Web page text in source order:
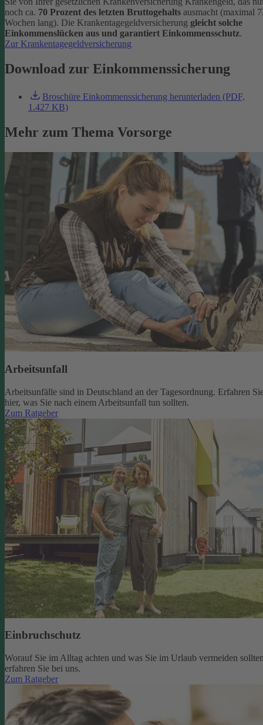
noch ca. 70 Prozent des letzten Bruttogehalts ausmacht (maximal
Wochen lang). Die Krankentagegeldversicherung gleicht solche
Einkommenslücken aus und garantiert Einkommensschutz.
Zur Krankentagegeldversicherung
Download zur Einkommenssicherung
Broschüre Einkommenssicherung herunterladen (PDF,
1.427 KB)
Mehr zum Thema Vorsorge
Arbeitsunfall
Arbeitsunfälle sind in Deutschland an der Tagesordnung. Erfahren
hier, was Sie nach einem Arbeitsunfall tun sollten.
Zum Ratgeber
Einbruchschutz
Worauf Sie im Alltag achten und was Sie im Urlaub vermeiden
erfahren Sie bei uns.
Zum Ratgeber